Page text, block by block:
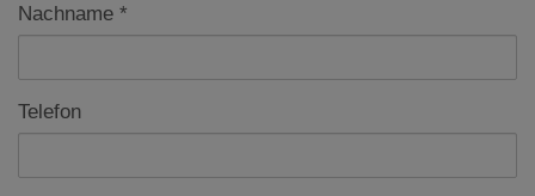
Nachname
Telefon